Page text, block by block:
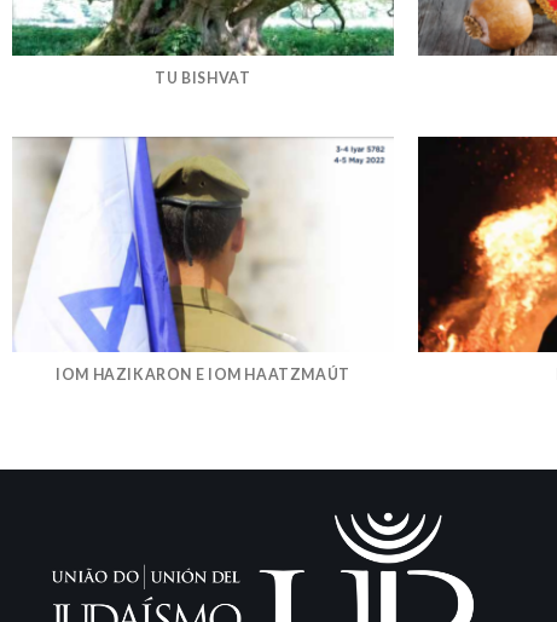
TU BISHVAT
IOM HAZIKARON E IOM HAATZMAÚT